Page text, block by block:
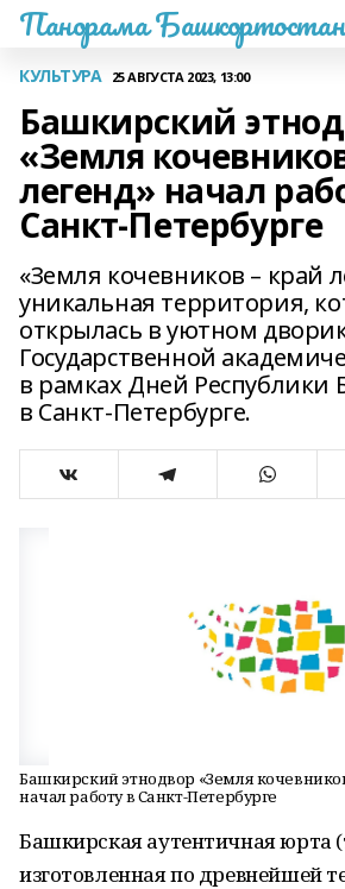
Панорама
КУЛЬТУРА 25 АВГУСТА 2023, 13:00
Башкирский
«Земля
легенд» начал
Санкт-Петербурге
«Земля кочевников – край
уникальная территория,
открылась в уютном
Государственной
в рамках Дней Республики
в Санкт-Петербурге.
Башкирский этнодвор «Земля
начал работу в Санкт-Петербурге
Башкирская аутентичная юрта
изготовленная по древнейшей